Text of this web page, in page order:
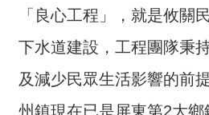
雙
「良心工程」，就是攸關
下水道建設，工程團隊秉
及減少民眾生活影響的前
州鎮現在已是屏東第2大